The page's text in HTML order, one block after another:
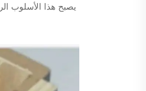
يصبح هذا الأسلوب